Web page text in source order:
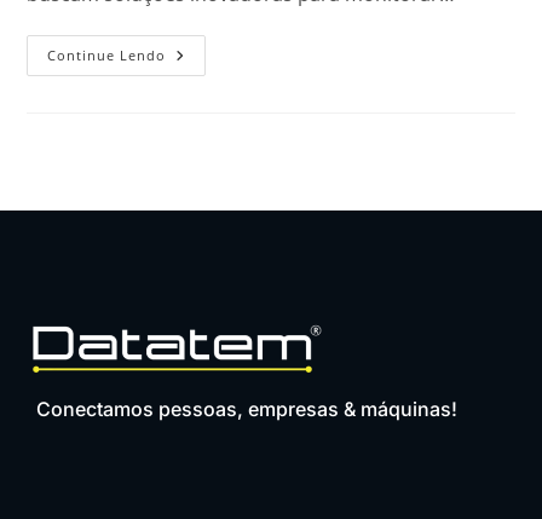
Continue Lendo
Conectamos pessoas, empresas & máquinas!